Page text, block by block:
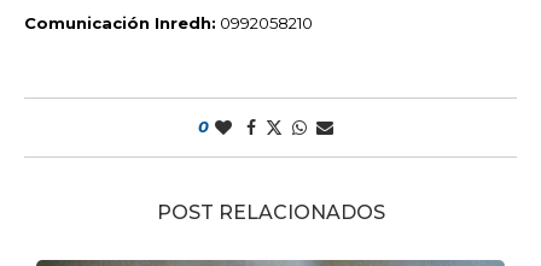
Comunicación Inredh: 0992058210
0
POST RELACIONADOS